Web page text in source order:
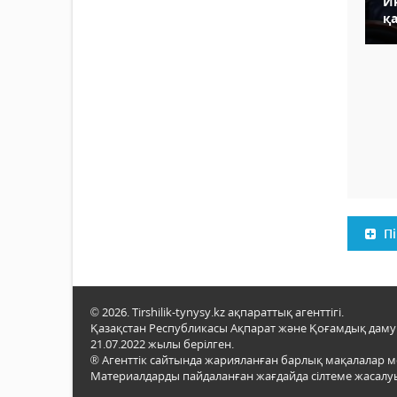
© 2026. Tirshilik-tynysy.kz ақпараттық агенттігі.
Қазақстан Республикасы Ақпарат және Қоғамдық даму
21.07.2022 жылы берілген.
® Агенттік сайтында жарияланған барлық
Материалдарды пайдаланған жағдайда сілтеме